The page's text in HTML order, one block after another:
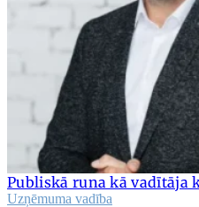
Publiskā runa kā vadītāja
Uzņēmuma vadība